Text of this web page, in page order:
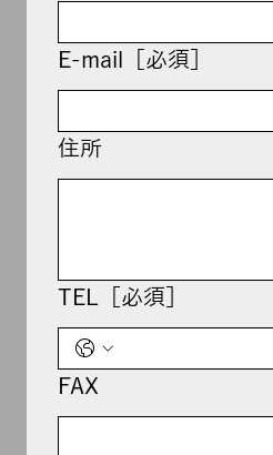
E-mail［必須］
住所
TEL［必須］
FAX